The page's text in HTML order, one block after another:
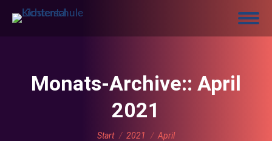
Monats-Archive:: April
2021
Sie befinden sich hier:
Start 2021 April